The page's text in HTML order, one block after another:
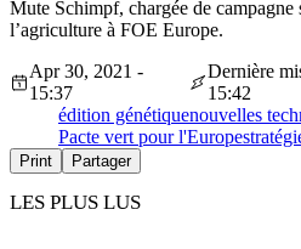
Mute Schimpf, chargée de campagne
l’agriculture à FOE Europe.
Apr 30, 2021 -
15:37
Dernière
15:42
édition génétiquenouvelles
Pacte vert pour l'Europe
Print Partager
LES PLUS LUS